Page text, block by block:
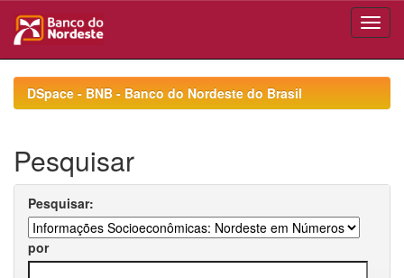
navigationDSpace - BNB - Banco do Nordeste do Brasil
Pesquisar
Pesquisar:
por